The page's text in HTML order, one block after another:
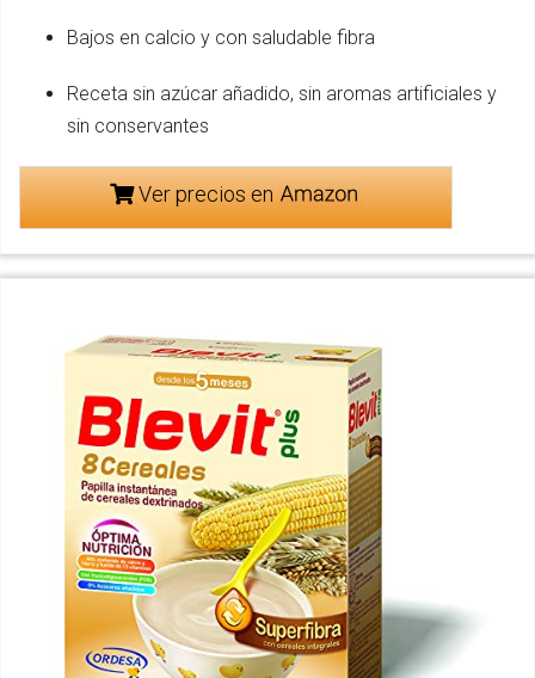
Bajos en calcio y con saludable fibra
Receta sin azúcar añadido, sin aromas artificiales y
sin conservantes
Ver precios en